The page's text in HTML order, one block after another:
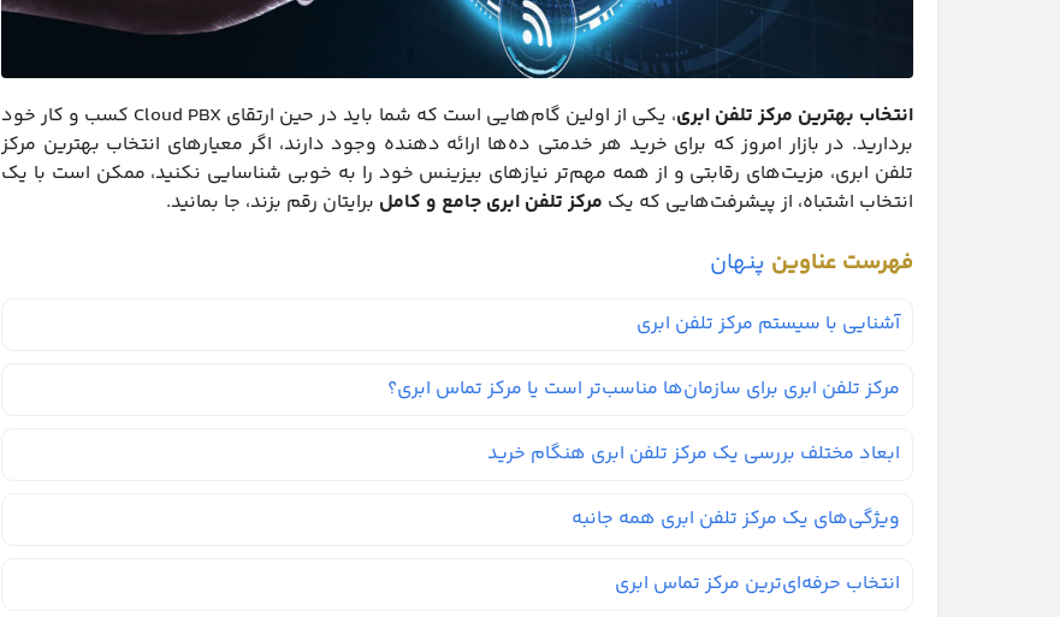
انتخاب بهترین مرکز تلفن ابری
، یکی از اولین گام‌هایی است که شما باید در حین ارتقای Cloud PBX کسب و کار خود
بردارید. در بازار امروز که برای خرید هر خدمتی ده‌ها ارائه دهنده وجود دارند، اگر معیارهای انتخاب بهترین مرکز
تلفن ابری، مزیت‌های رقابتی و از همه مهم‌تر نیازهای بیزینس خود را به خوبی شناسایی نکنید، ممکن است با یک
انتخاب اشتباه، از پیشرفت‌هایی که یک مرکز تلفن ابری جامع و کامل برایتان رقم بزند، جا بمانید.
فهرست عناوین پنهان
آشنایی با سیستم مرکز تلفن ابری
مرکز تلفن ابری برای سازمان‌ها مناسب‌تر است یا مرکز تماس ابری؟
ابعاد مختلف بررسی یک مرکز تلفن ابری هنگام خرید
ویژگی‌های یک مرکز تلفن ابری همه جانبه
انتخاب حرفه‌ای‌ترین مرکز تماس ابری